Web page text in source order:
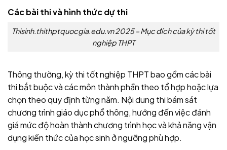
Các bài thi và hình thức dự thi
Thisinh.thithptquocgia.edu.vn 2025 – Mục đích của kỳ thi tốt
nghiệp THPT
Thông thường, kỳ thi tốt nghiệp THPT bao gồm các bài
thi bắt buộc và các môn thành phần theo tổ hợp hoặc lựa
chọn theo quy định từng năm. Nội dung thi bám sát
chương trình giáo dục phổ thông, hướng đến việc đánh
giá mức độ hoàn thành chương trình học và khả năng vận
dụng kiến thức của học sinh ở ngưỡng phù hợp.